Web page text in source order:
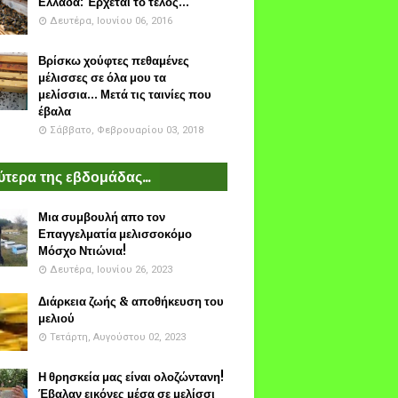
Δευτέρα, Ιουνίου 06, 2016
Βρίσκω χούφτες πεθαμένες
μέλισσες σε όλα μου τα
μελίσσια... Μετά τις ταινίες που
έβαλα
Σάββατο, Φεβρουαρίου 03, 2018
της εβδομάδας...
Μια συμβουλή απο τον
Επαγγελματία μελισσοκόμο
Μόσχο Ντιώνια!
Δευτέρα, Ιουνίου 26, 2023
Διάρκεια ζωής & αποθήκευση του
μελιού
Τετάρτη, Αυγούστου 02, 2023
Η θρησκεία μας είναι ολοζώντανη!
Έβαλαν εικόνες μέσα σε μελίσσι